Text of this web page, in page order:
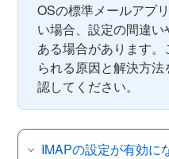
OSの標準メールアプ
い場合、設定の間違
ある場合があります。
られる原因と解決方
認してください。
IMAPの設定が有効に